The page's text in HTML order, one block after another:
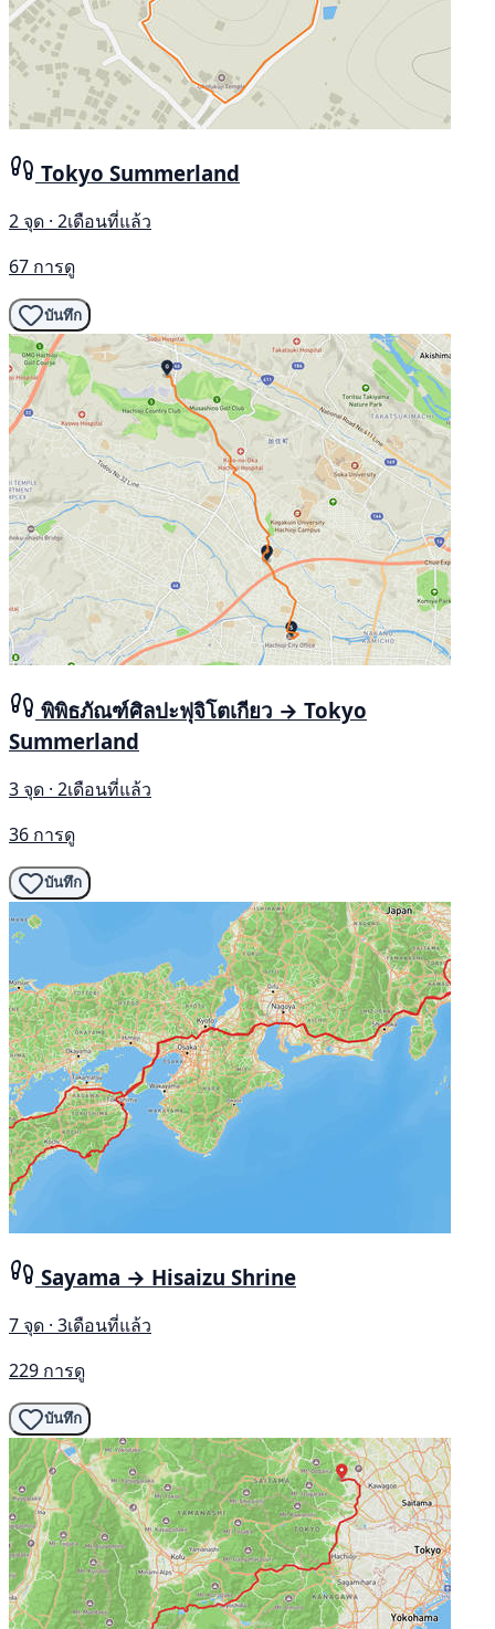
Tokyo Summerland
2 จุด · 2เดือนที่แล้ว
67 การดู
บันทึก
พิพิธภัณฑ์ศิลปะฟุจิโตเกียว → Tokyo
Summerland
3 จุด · 2เดือนที่แล้ว
36 การดู
บันทึก
Sayama → Hisaizu Shrine
7 จุด · 3เดือนที่แล้ว
229 การดู
บันทึก